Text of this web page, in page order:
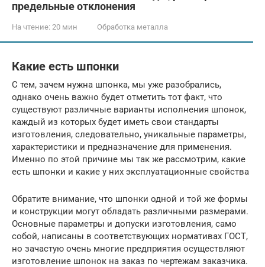
предельные отклонения
На чтение: 20 мин Обработка металла
Какие есть шпонки
С тем, зачем нужна шпонка, мы уже разобрались,
однако очень важно будет отметить тот факт, что
существуют различные варианты исполнения шпонок,
каждый из которых будет иметь свои стандарты
изготовления, следовательно, уникальные параметры,
характеристики и предназначение для применения.
Именно по этой причине мы так же рассмотрим, какие
есть шпонки и какие у них эксплуатационные свойства
Обратите внимание, что шпонки одной и той же формы
и конструкции могут обладать различными размерами.
Основные параметры и допуски изготовления, само
собой, написаны в соответствующих нормативах ГОСТ,
но зачастую очень многие предприятия осуществляют
изготовление шпонок на заказ по чертежам заказчика.